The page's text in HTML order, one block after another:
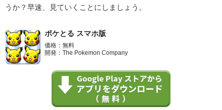
うか？早速、見ていくことにしましょう。
ポケとる スマホ版
価格：無料
開発：The Pokemon Company